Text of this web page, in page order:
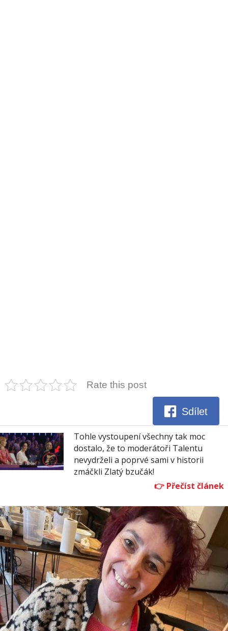
Rate this post
Sdílet
Tohle vystoupení všechny tak moc
dostalo, že to moderátoři Talentu
nevydrželi a poprvé sami v historii
zmáčkli Zlatý bzučák!